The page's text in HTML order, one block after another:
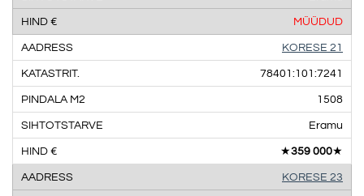
MÜÜDUD
KORESE 21
78401:101:7241
1508
Eramu
★359 000★
KORESE 23